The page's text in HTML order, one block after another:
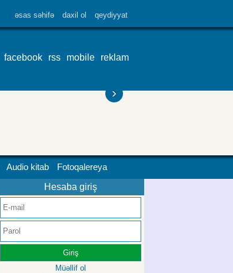
əsas səhifə daxil ol qeydiyyat
facebook rss mobile reklam
›
Audio kitab Fotoqalereya
Hesaba giriş
Müəllif ol